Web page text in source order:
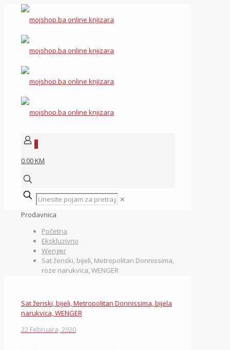
0
0.00 KM
✕
Prodavnica
Početna
Ekskluzivno
Wenger
Sat ženski, bijeli, Metropolitan Donnissima,
roze narukvica, WENGER
Sat ženski, bijeli, Metropolitan Donnissima, bijela
narukvica, WENGER
22 Februara, 2020